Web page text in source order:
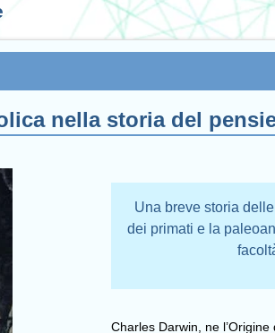
nella storia del
Una breve storia
dei primati e la
Charles Darwin, ne